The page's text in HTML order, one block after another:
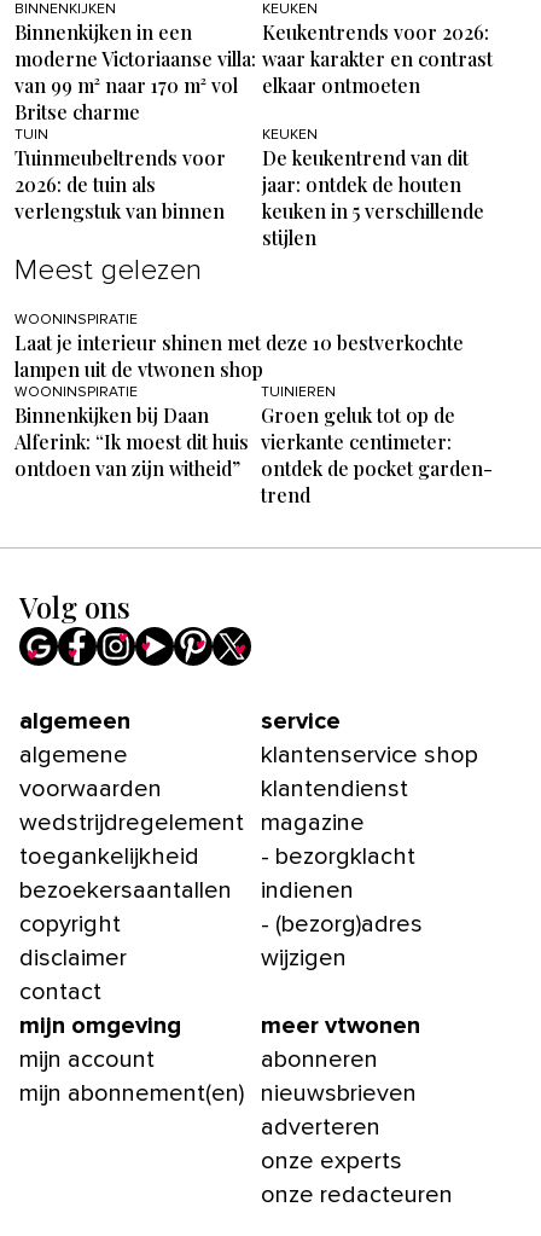
BINNENKIJKEN
Binnenkijken in een
moderne Victoriaanse villa:
van 99 m² naar 170 m² vol
Britse charme
KEUKEN
Keukentrends voor 2026:
waar karakter en contrast
elkaar ontmoeten
TUIN
Tuinmeubeltrends voor
2026: de tuin als
verlengstuk van binnen
KEUKEN
De keukentrend van dit
jaar: ontdek de houten
keuken in 5 verschillende
stijlen
Meest gelezen
WOONINSPIRATIE
Laat je interieur shinen met deze 10 bestverkochte
lampen uit de vtwonen shop
WOONINSPIRATIE
Binnenkijken bij Daan
Alferink: “Ik moest dit huis
ontdoen van zijn witheid”
TUINIEREN
Groen geluk tot op de
vierkante centimeter:
ontdek de pocket garden-
trend
Volg ons
algemeen
algemene
voorwaarden
wedstrijdregelement
toegankelijkheid
bezoekersaantallen
copyright
disclaimer
contact
service
klantenservice shop
klantendienst
magazine
- bezorgklacht
indienen
- (bezorg)adres
wijzigen
mijn omgeving
mijn account
mijn abonnement(en)
meer vtwonen
abonneren
nieuwsbrieven
adverteren
onze experts
onze redacteuren